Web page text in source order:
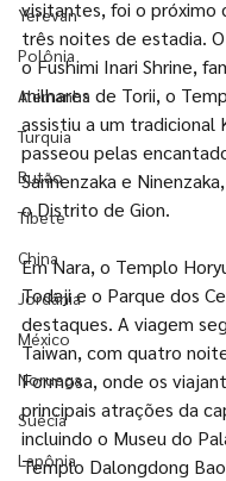
Yerevan
Polônia
Alemanha
Turquia
Butão
Tibete
China
Jordânia
México
Noruega
Suécia
Lapônia
visitantes, foi o próximo
três noites de estadia.
o Fushimi Inari Shrine,
milhares de Torii, o
assistiu a um tradicional
passeou pelas
Sannenzaka e
o Distrito de Gion.
Em Nara, o Templo
Todaji e o Parque dos
destaques. A viagem
Taiwan, com quatro
Formosa, onde os
principais atrações da
incluindo o Museu do
Templo Dalongdong